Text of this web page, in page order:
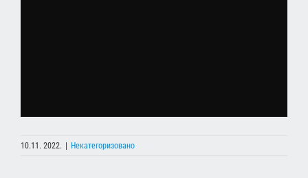
10.11. 2022. | Некатегоризовано